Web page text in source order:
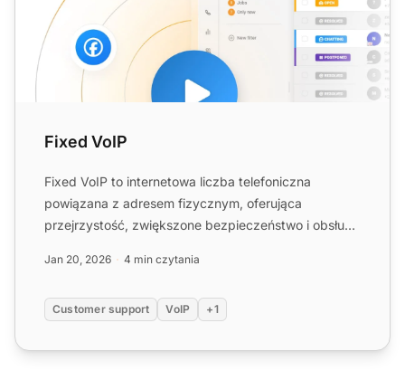
Fixed VoIP
Fixed VoIP to internetowa liczba telefoniczna
powiązana z adresem fizycznym, oferująca
przejrzystość, zwiększone bezpieczeństwo i obsługę
Jan 20, 2026 4 min czytania
Customer support VoIP +1